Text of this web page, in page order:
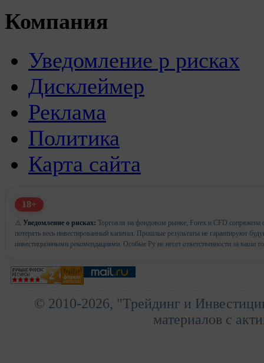
Компания
Уведомление р рисках
Дисклеймер
Реклама
Политика
Карта сайта
18+
⚠️ Уведомление о рисках: Торговля на фондовом рынке, Forex и CFD сопряжена
потерять весь инвестированный капитал. Прошлые результаты не гарантируют
инвестиционными рекомендациями. Особые Ру не несет ответственности за ваши
© 2010-2026, "Трейдинг и
материалов с